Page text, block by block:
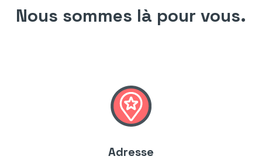
Nous sommes là pour vous.
Adresse